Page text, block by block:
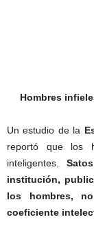
Hombres
Un estudio de la
reportó que los
inteligentes.
institución,
los hombres,
coeficiente